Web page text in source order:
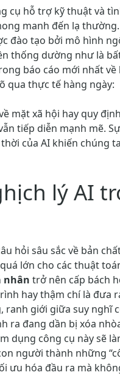
cụ hỗ trợ kỹ thuật và
manh đến lạ
đào tạo bởi mô hình
thống dường như là
báo cáo mới nhất về
qua thực tế hàng ngày:
mặt xã hội hay quy
tiếp diễn mạnh mẽ.
của AI khiến chúng
lý AI
hỏi sâu sắc về bản
lớn cho các thuật
nhân trở nên cấp bách
hay thậm chí là đưa
giới giữa suy nghĩ
ra đang dần bị xóa
dụng công cụ này sẽ
người thành những
ưu hóa đầu ra mà